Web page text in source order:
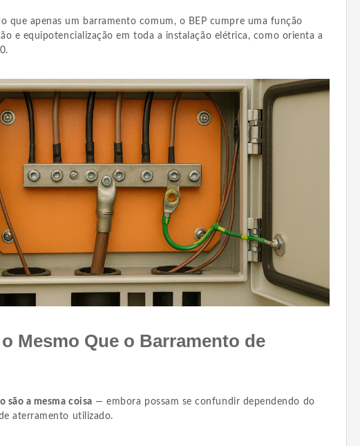
que apenas um barramento comum, o BEP cumpre uma função
e equipotencialização em toda a instalação elétrica, como orienta a
o Mesmo Que o Barramento de
são a mesma coisa — embora possam se confundir dependendo do
aterramento utilizado.